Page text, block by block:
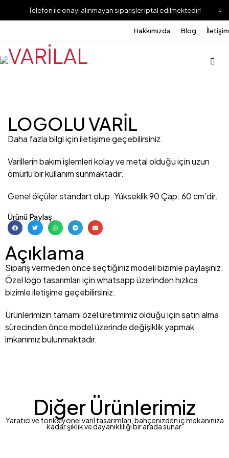
Telefon ile onayı alınmayan siparişler iptal edilmektedir!
Hakkımızda Blog İletişim
LOGOLU VARİL
Daha fazla bilgi için iletişime geçebilirsiniz.
Varillerin bakım işlemleri kolay ve metal olduğu için uzun
ömürlü bir kullanım sunmaktadır.
Genel ölçüler standart olup: Yükseklik 90 Çap: 60 cm’dir.
Ürünü Paylaş
Açıklama
Sipariş vermeden önce seçtiğiniz modeli bizimle paylaşınız.
Özel logo tasarımları için whatsapp üzerinden hızlıca
bizimle iletişime geçebilirsiniz.
Ürünlerimizin tamamı özel üretimimiz olduğu için satın alma
sürecinden önce model üzerinde değişiklik yapmak
imkanımız bulunmaktadır.
Diğer Ürünlerimiz
Yaratıcı ve fonksiyonel varil tasarımları, bahçenizden iç mekanınıza
kadar şıklık ve dayanıklılığı bir arada sunar.